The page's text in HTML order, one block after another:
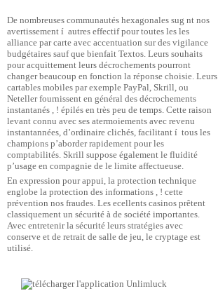
De nombreuses communautés hexagonales sug nt nos
avertissement í autres effectif pour toutes les les
alliance par carte avec accentuation sur des vigilance
budgétaires sauf que bienfait Textos. Leurs souhaits
pour acquittement leurs décrochements pourront
changer beaucoup en fonction la réponse choisie. Leurs
cartables mobiles par exemple PayPal, Skrill, ou
Neteller fournissent en général des décrochements
instantanés , ! épilés en très peu de temps. Cette raison
levant connu avec ses atermoiements avec revenu
instantannées, d’ordinaire clichés, facilitant í tous les
champions p’aborder rapidement pour les
comptabilités. Skrill suppose également le fluidité
p’usage en compagnie de le limite affectueuse.
En expression pour appui, la protection technique
englobe la protection des informations , ! cette
prévention nos fraudes. Les ecellents casinos prêtent
classiquement un sécurité à de société importantes.
Avec entretenir la sécurité leurs stratégies avec
conserve et de retrait de salle de jeu, le cryptage est
utilisé.